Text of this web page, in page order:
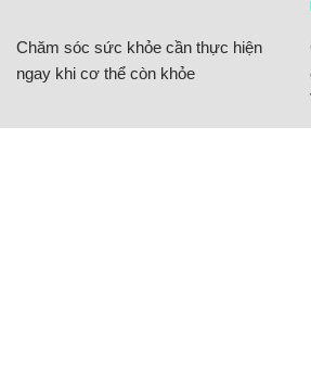
Chăm sóc sức khỏe cần thực hiện
ngay khi cơ thể còn khỏe